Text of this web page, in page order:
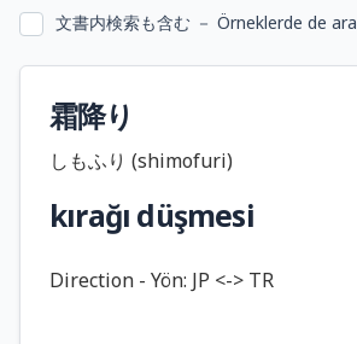
文書内検索も含む － Örneklerde de ara
霜降り
しもふり (shimofuri)
kırağı düşmesi
Direction - Yön: JP <-> TR